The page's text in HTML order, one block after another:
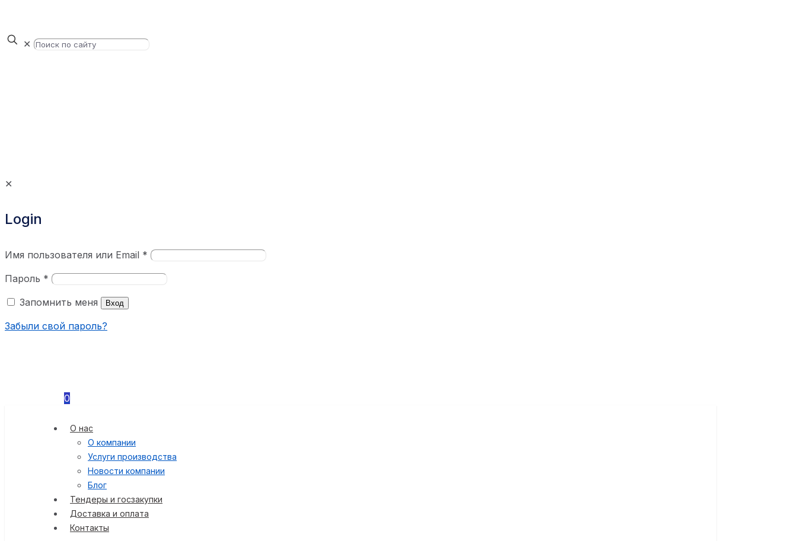
✕
✕
Login
Имя пользователя или Email *
Пароль *
Запомнить меня
Вход
Забыли свой пароль?
0
О нас
О компании
Услуги производства
Новости компании
Блог
Тендеры и госзакупки
Доставка и оплата
Контакты